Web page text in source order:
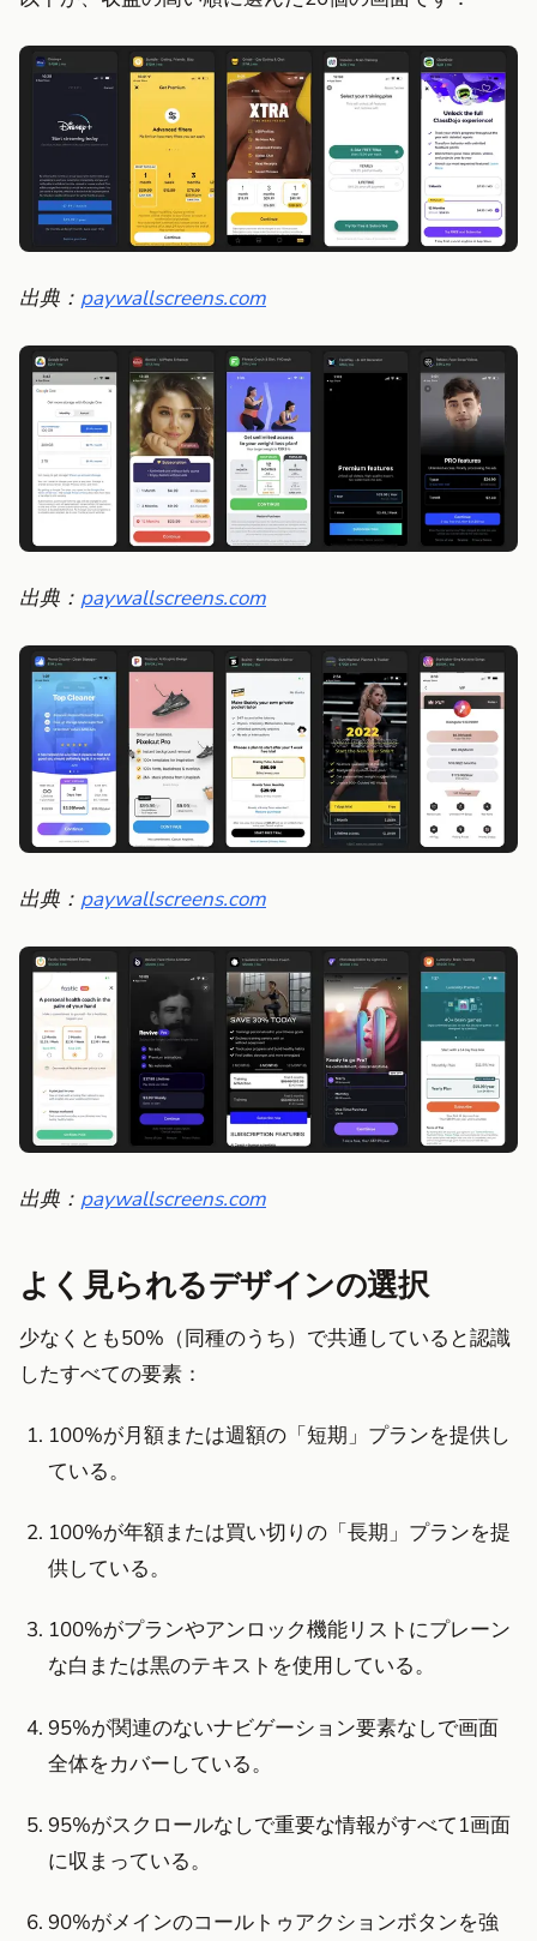
出典： paywallscreens.com
出典： paywallscreens.com
出典： paywallscreens.com
出典： paywallscreens.com
よく見られるデザインの選択
少なくとも50%（同種のうち）で共通していると認識
したすべての要素：
100%が月額または週額の「短期」プランを提供し
ている。
100%が年額または買い切りの「長期」プランを提
供している。
100%がプランやアンロック機能リストにプレーン
な白または黒のテキストを使用している。
95%が関連のないナビゲーション要素なしで画面
全体をカバーしている。
95%がスクロールなしで重要な情報がすべて1画面
に収まっている。
90%がメインのコールトゥアクションボタンを強